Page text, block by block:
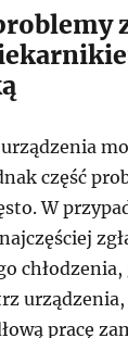
część
W
pracę